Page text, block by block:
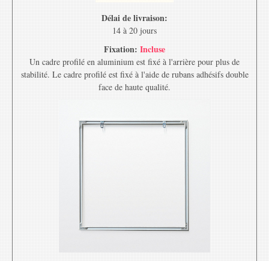
Délai de livraison:
14 à 20 jours
Fixation: Incluse
Un cadre profilé en aluminium est fixé à l'arrière pour plus de
stabilité. Le cadre profilé est fixé à l'aide de rubans adhésifs double
face de haute qualité.